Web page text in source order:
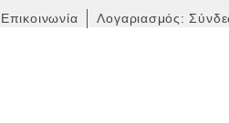
Επικοινωνία Λογαριασμός: